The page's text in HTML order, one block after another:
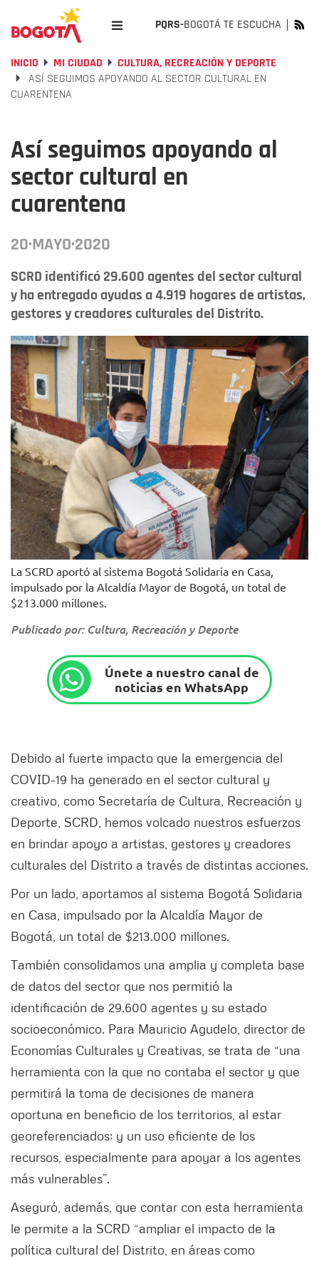
PQRS-BOGOTÁ TE ESCUCHA
INICIO MI CIUDAD
CULTURA, RECREACIÓN Y DEPORTE
ASÍ SEGUIMOS APOYANDO AL SECTOR CULTURAL EN
CUARENTENA
Así seguimos apoyando al
sector cultural en
cuarentena
20·MAYO·2020
SCRD identificó 29.600 agentes del sector cultural
y ha entregado ayudas a 4.919 hogares de artistas,
gestores y creadores culturales del Distrito.
La SCRD aportó al sistema Bogotá Solidaria en Casa,
impulsado por la Alcaldía Mayor de Bogotá, un total de
$213.000 millones.
Publicado por: Cultura, Recreación y Deporte
Únete a nuestro canal de
noticias en WhatsApp
Debido al fuerte impacto que la emergencia del
COVID-19 ha generado en el sector cultural y
creativo, como Secretaría de Cultura, Recreación y
Deporte, SCRD, hemos volcado nuestros esfuerzos
en brindar apoyo a artistas, gestores y creadores
culturales del Distrito a través de distintas acciones.
Por un lado, aportamos al sistema Bogotá Solidaria
en Casa, impulsado por la Alcaldía Mayor de
Bogotá, un total de $213.000 millones.
También consolidamos una amplia y completa base
de datos del sector que nos permitió la
identificación de 29.600 agentes y su estado
socioeconómico. Para Mauricio Agudelo, director de
Economías Culturales y Creativas, se trata de “una
herramienta con la que no contaba el sector y que
permitirá la toma de decisiones de manera
oportuna en beneficio de los territorios, al estar
georeferenciados; y un uso eficiente de los
recursos, especialmente para apoyar a los agentes
más vulnerables”.
Aseguró, además, que contar con esta herramienta
le permite a la SCRD “ampliar el impacto de la
política cultural del Distrito, en áreas como